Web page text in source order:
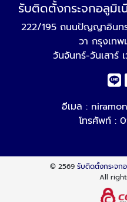
รับติดตั้งกระจกอลูมิ
222/195 ถนนปัญญาอินท
วา กรุงเท
วันจันทร์-วันเสาร์
อีเมล :
โทรศัพท์ :
© 2569 รับติดตั้งกระจก
All